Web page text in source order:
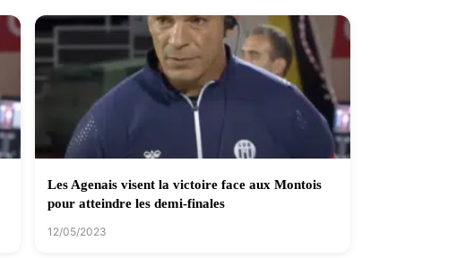
Les Agenais visent la victoire face aux Montois
pour atteindre les demi-finales
12/05/2023